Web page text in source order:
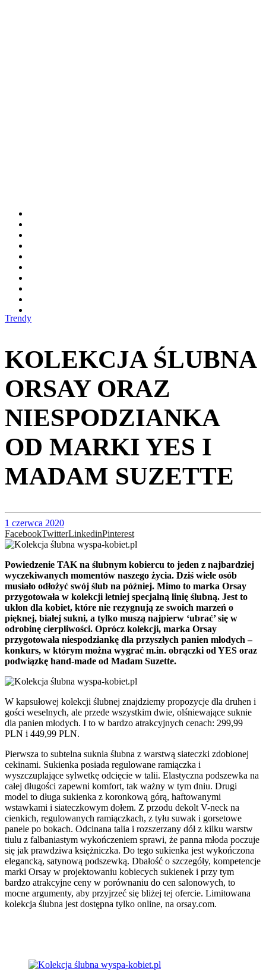
Trendy
KOLEKCJA ŚLUBNA
ORSAY ORAZ
NIESPODZIANKA
OD MARKI YES I
MADAM SUZETTE
1 czerwca 2020
FacebookTwitterLinkedinPinterest
Powiedzenie TAK na ślubnym kobiercu to jeden z najbardziej
wyczekiwanych momentów naszego życia. Dziś wiele osób
musiało odłożyć swój ślub na później. Mimo to marka Orsay
przygotowała w kolekcji letniej specjalną linię ślubną. Jest to
ukłon dla kobiet, które nie rezygnują ze swoich marzeń o
pięknej, białej sukni, a tylko muszą najpierw ‘ubrać’ się w
odrobinę cierpliwości. Oprócz kolekcji, marka Orsay
przygotowała niespodziankę dla przyszłych panien młodych –
konkurs, w którym można wygrać m.in. obrączki od YES oraz
podwiązkę hand-made od Madam Suzette.
W kapsułowej kolekcji ślubnej znajdziemy propozycje dla druhen i
gości weselnych, ale przede wszystkim dwie, olśniewające suknie
dla panien młodych. I to w bardzo atrakcyjnych cenach: 299,99
PLN i 449,99 PLN.
Pierwsza to subtelna suknia ślubna z warstwą siateczki zdobionej
cekinami. Sukienka posiada regulowane ramiączka i
wyszczuplające sylwetkę odcięcie w talii. Elastyczna podszewka na
całej długości zapewni komfort, tak ważny w tym dniu. Drugi
model to długa sukienka z koronkową górą, haftowanymi
wstawkami i siateczkowym dołem. Z przodu dekolt V-neck na
cienkich, regulowanych ramiączkach, z tyłu suwak i gorsetowe
panele po bokach. Odcinana talia i rozszerzany dół z kilku warstw
tiulu z falbaniastym wykończeniem sprawi, że panna młoda poczuje
się jak prawdziwa księżniczka. Do tego sukienka jest wykończona
elegancką, satynową podszewką. Dbałość o szczegóły, kompetencje
marki Orsay w projektowaniu kobiecych sukienek i przy tym
bardzo atrakcyjne ceny w porównaniu do cen salonowych, to
mocne argumenty, aby przyjrzeć się bliżej tej ofercie. Limitowana
kolekcja ślubna jest dostępna tylko online, na orsay.com.